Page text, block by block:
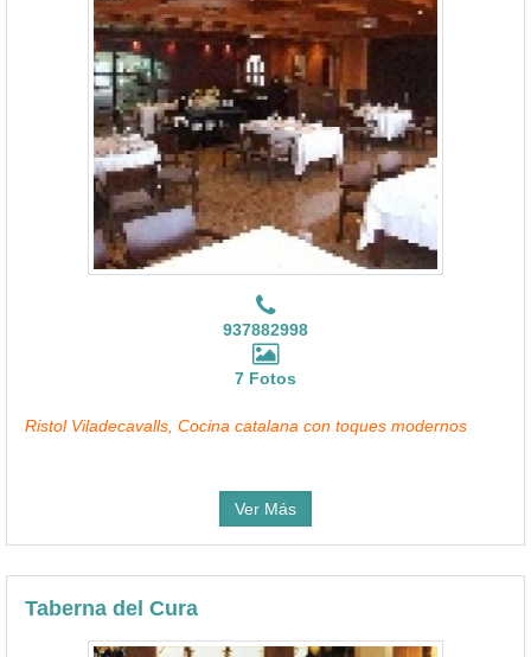
937882998
7 Fotos
Ristol Viladecavalls, Cocina catalana con toques modernos
Ver Más
Taberna del Cura